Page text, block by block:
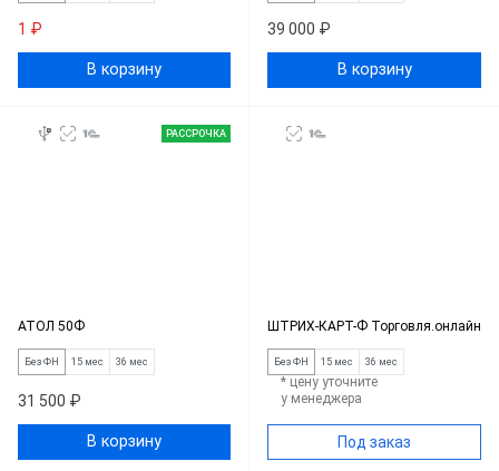
1 ₽
В корзину
39 000 ₽
В корзину
РАССРОЧКА
АТОЛ 50Ф
Без ФН 15 мес 36 мес
31 500 ₽
В корзину
ШТРИХ-КАРТ-Ф Торговля.онлайн
Без ФН 15 мес 36 мес
* цену уточните
у менеджера
Под заказ